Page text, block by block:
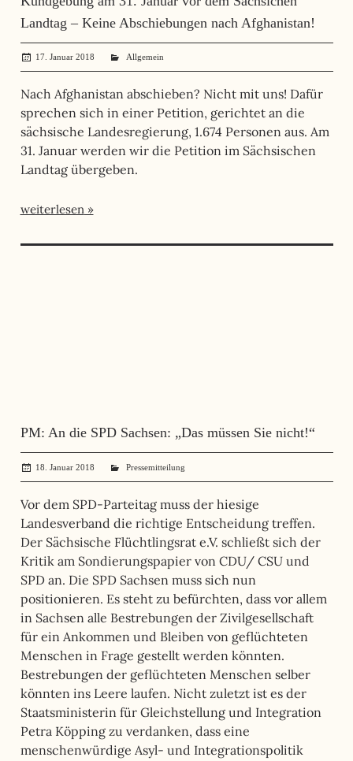
Landtag – Keine Abschiebungen nach Afghanistan!
17. Januar 2018 administrator
Allgemein
Nach Afghanistan abschieben? Nicht mit uns! Dafür
sprechen sich in einer Petition, gerichtet an die
sächsische Landesregierung, 1.674 Personen aus. Am
31. Januar werden wir die Petition im Sächsischen
Landtag übergeben.
weiterlesen
PM: An die SPD Sachsen: „Das müssen Sie nicht!“
18. Januar 2018 administrator
Pressemitteilung
Vor dem SPD-Parteitag muss der hiesige
Landesverband die richtige Entscheidung treffen.
Der Sächsische Flüchtlingsrat e.V. schließt sich der
Kritik am Sondierungspapier von CDU/ CSU und
SPD an. Die SPD Sachsen muss sich nun
positionieren. Es steht zu befürchten, dass vor allem
in Sachsen alle Bestrebungen der Zivilgesellschaft
für ein Ankommen und Bleiben von geflüchteten
Menschen in Frage gestellt werden könnten.
Bestrebungen der geflüchteten Menschen selber
könnten ins Leere laufen. Nicht zuletzt ist es der
Staatsministerin für Gleichstellung und Integration
Petra Köpping zu verdanken, dass eine
menschenwürdige Asyl- und Integrationspolitik